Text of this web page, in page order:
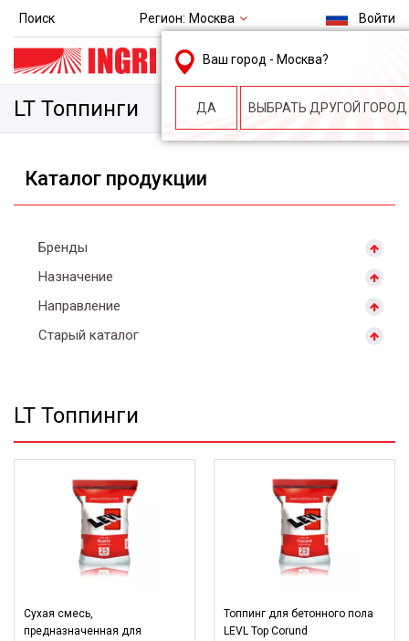
Поиск Регион: Москва
Ваш город - Москва?
ДА ВЫБРАТЬ ДРУГОЙ ГОРОД
Войти
msk@ingri.ru
пн. – пт.: 9.00-18.00
LT Топпинги
Каталог продукции
Бренды
Назначение
Направление
Старый каталог
LT Топпинги
Cухая смесь,
предназначенная для
Топпинг для бетонного пола
LEVL Top Corund